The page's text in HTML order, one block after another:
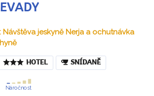
Návštěva jeskyně Nerja a ochutnávka
HOTEL SNÍDANĚ
Náročnost